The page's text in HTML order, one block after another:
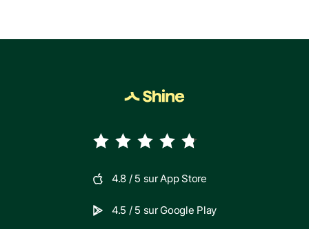
4.8 / 5 surApp Store
4.5 / 5 surGoogle Play